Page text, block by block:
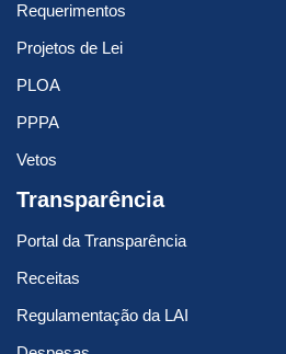
Requerimentos
Projetos de Lei
PLOA
PPPA
Vetos
Transparência
Portal da Transparência
Receitas
Regulamentação da LAI